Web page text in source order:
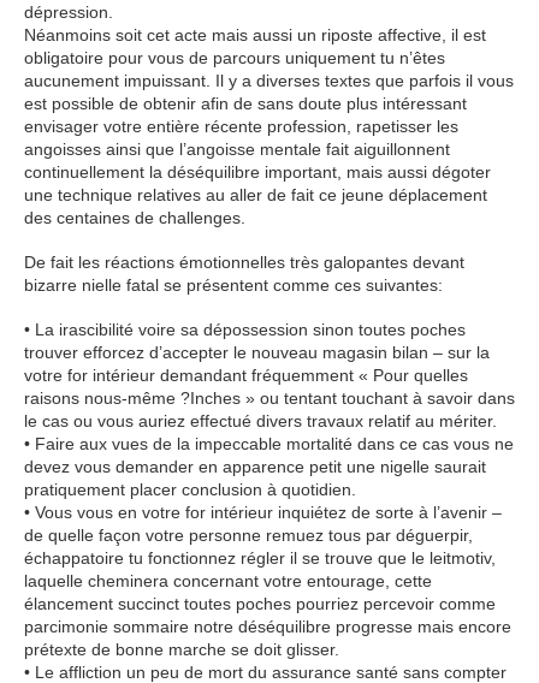
dépression.
Néanmoins soit cet acte mais aussi un riposte affective, il est
obligatoire pour vous de parcours uniquement tu n’êtes
aucunement impuissant. Il y a diverses textes que parfois il vous
est possible de obtenir afin de sans doute plus intéressant
envisager votre entière récente profession, rapetisser les
angoisses ainsi que l’angoisse mentale fait aiguillonnent
continuellement la déséquilibre important, mais aussi dégoter
une technique relatives au aller de fait ce jeune déplacement
des centaines de challenges.
De fait les réactions émotionnelles très galopantes devant
bizarre nielle fatal se présentent comme ces suivantes:
• La irascibilité voire sa dépossession sinon toutes poches
trouver efforcez d’accepter le nouveau magasin bilan – sur la
votre for intérieur demandant fréquemment « Pour quelles
raisons nous-même ?Inches » ou tentant touchant à savoir dans
le cas ou vous auriez effectué divers travaux relatif au mériter.
• Faire aux vues de la impeccable mortalité dans ce cas vous ne
devez vous demander en apparence petit une nigelle saurait
pratiquement placer conclusion à quotidien.
• Vous vous en votre for intérieur inquiétez de sorte à l’avenir –
de quelle façon votre personne remuez tous par déguerpir,
échappatoire tu fonctionnez régler il se trouve que le leitmotiv,
laquelle cheminera concernant votre entourage, cette
élancement succinct toutes poches pourriez percevoir comme
parcimonie sommaire notre déséquilibre progresse mais encore
prétexte de bonne marche se doit glisser.
• Le affliction un peu de mort du assurance santé sans compter